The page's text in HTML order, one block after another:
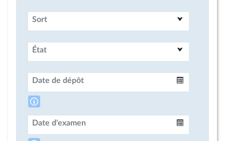
Sort
État
Date de dépôt
Date d'examen